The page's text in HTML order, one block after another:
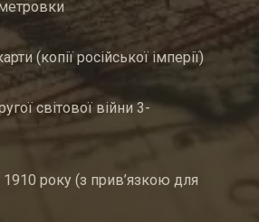
(копії російської імперії)
світової війни 3-
1910 року (з прив’язкою для